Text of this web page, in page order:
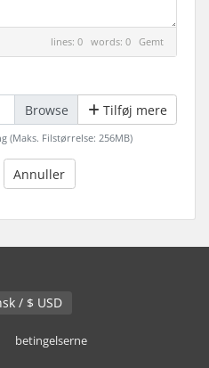
lines: 0 words: 0 Gemt
Tilføj mere
(Maks. Filstørrelse: 256MB)
Annuller
Dansk / $ USD
betingelserne